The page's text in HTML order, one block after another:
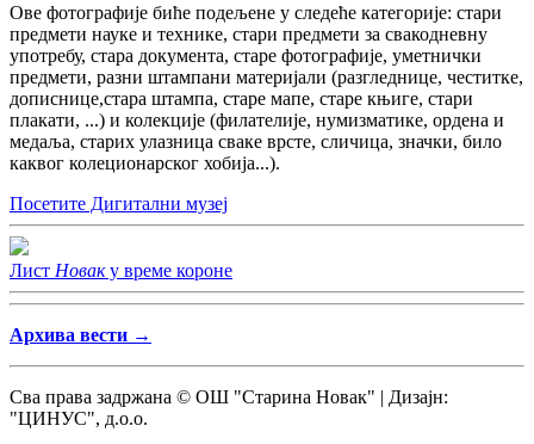
Ове фотографије биће подељене у следеће категорије: стари
предмети науке и технике, стари предмети за свакодневну
употребу, стара документа, старе фотографије, уметнички
предмети, разни штампани материјали (разгледнице, честитке,
дописнице,стара штампа, старе мапе, старе књиге, стари
плакати, ...) и колекције (филателије, нумизматике, ордена и
медаља, старих улазница сваке врсте, сличица, значки, било
каквог колеционарског хобија...).
Посетите Дигитални музеј
Лист Новаку време короне
Архива вести →
Сва права задржана © ОШ "Старина Новак" | Дизајн:
"ЦИНУС", д.о.о.